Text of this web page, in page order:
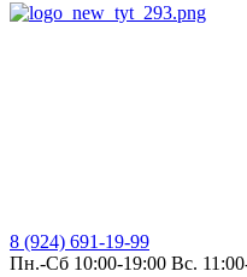
8 (924) 691-19-99
Пн.-Сб 10:00-19:00 Вс.